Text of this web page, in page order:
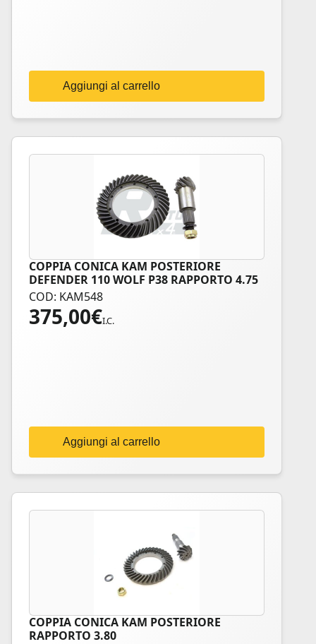
Aggiungi al carrello
COPPIA CONICA KAM POSTERIORE
DEFENDER 110 WOLF P38 RAPPORTO 4.75
COD: KAM548
375,00€I.C.
Aggiungi al carrello
COPPIA CONICA KAM POSTERIORE
RAPPORTO 3.80